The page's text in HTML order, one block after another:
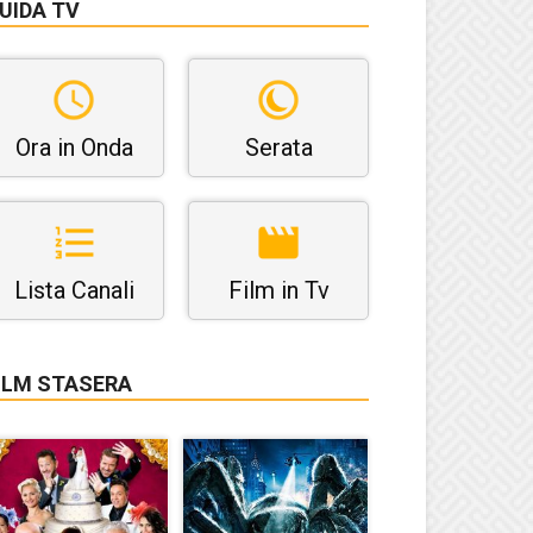
TV
Ora in Onda Serata
Lista Canali Film in Tv
STASERA